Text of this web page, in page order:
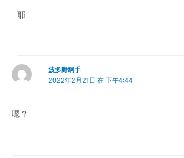
耶
波多野纲手
2022年2月21日 在 下午4:44
嗯？